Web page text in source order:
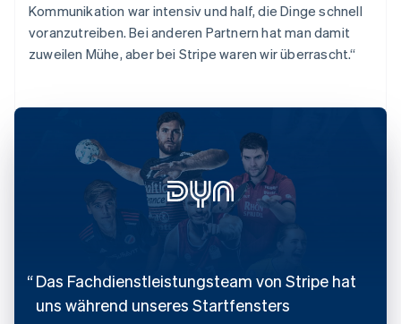
Kommunikation war intensiv und half, die Dinge schnell
voranzutreiben. Bei anderen Partnern hat man damit
zuweilen Mühe, aber bei Stripe waren wir überrascht.“
Das Fachdienstleistungsteam von Stripe hat
uns während unseres Startfensters